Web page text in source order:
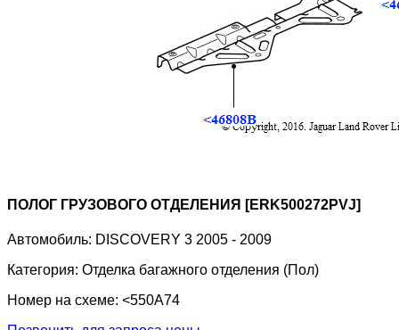
ПОЛОГ ГРУЗОВОГО ОТДЕЛЕНИЯ [ERK500272PVJ]
Автомобиль: DISCOVERY 3 2005 - 2009
Категория: Отделка багажного отделения (Пол)
Номер на схеме: <550A74